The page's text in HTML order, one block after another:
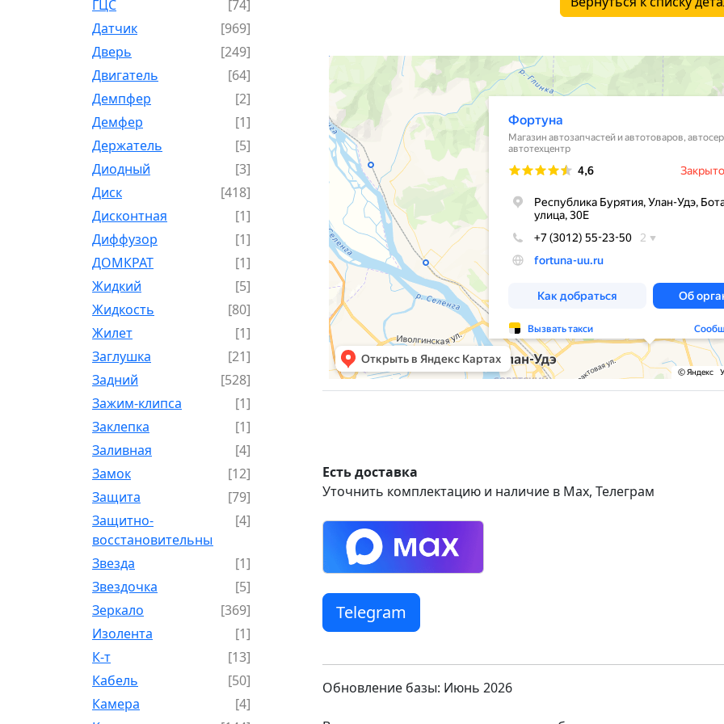
ГЦС
[74]
Датчик
[969]
Дверь
[249]
Двигатель
[64]
Демпфер
[2]
Демфер
[1]
Держатель
[5]
Диодный
[3]
Диск
[418]
Дисконтная
[1]
Диффузор
[1]
ДОМКРАТ
[1]
Жидкий
[5]
Жидкость
[80]
Жилет
[1]
Заглушка
[21]
Задний
[528]
Зажим-клипса
[1]
Заклепка
[1]
Заливная
[4]
Замок
[12]
Защита
[79]
Защитно-
восстановительный
[4]
Звезда
[1]
Звездочка
[5]
Зеркало
[369]
Изолента
[1]
К-т
[13]
Кабель
[50]
Камера
[4]
Есть доставка
Уточнить комплектацию и наличие в Max, Телеграм
Telegram
Обновление базы: Июнь 2026